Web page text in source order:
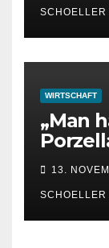
SCHOELLER
WIRTSCHAFT
„Man
13.
SCHOELLER